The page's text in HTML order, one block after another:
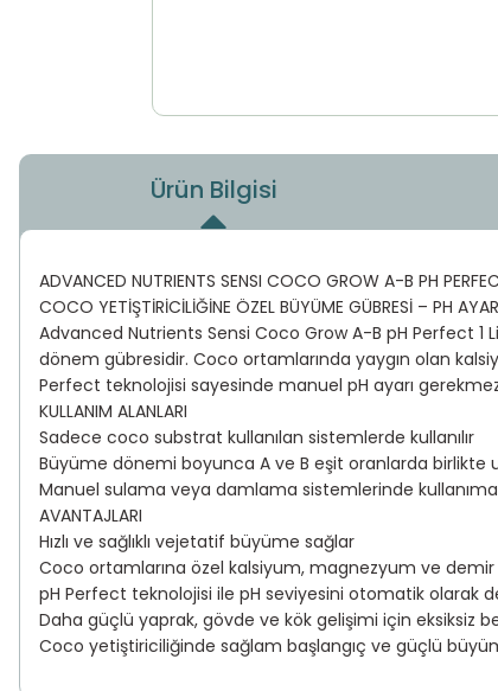
Ürün Bilgisi
ADVANCED NUTRIENTS SENSI COCO GROW A-B PH
COCO YETİŞTİRİCİLİĞİNE ÖZEL BÜYÜME GÜBRESİ – PH
Advanced Nutrients Sensi Coco Grow A-B pH Perfect
dönem gübresidir. Coco ortamlarında yaygın olan
Perfect teknolojisi sayesinde manuel pH ayarı
KULLANIM ALANLARI
Sadece coco substrat kullanılan sistemlerde kullanılır
Büyüme dönemi boyunca A ve B eşit oranlarda birlikte
Manuel sulama veya damlama sistemlerinde
AVANTAJLARI
Hızlı ve sağlıklı vejetatif büyüme sağlar
Coco ortamlarına özel kalsiyum, magnezyum ve
pH Perfect teknolojisi ile pH seviyesini otomatik olarak
Daha güçlü yaprak, gövde ve kök gelişimi için eksiksiz
Coco yetiştiriciliğinde sağlam başlangıç ve güçlü